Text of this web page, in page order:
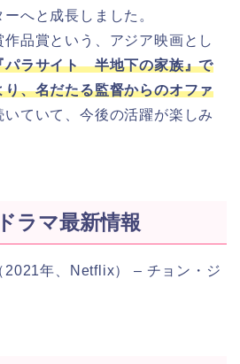
へと成長しました。
品賞という、アジア映画とし
パラサイト 半地下の家族』で
、名だたる監督からのオファ
いていて、今後の活躍が楽しみ
ラマ最新情報
2021年、Netflix） – チョン・ジ